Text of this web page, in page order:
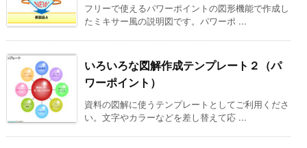
フリーで使えるパワーポイントの図形機能で作成し
たミキサー風の説明図です。パワーポ ...
いろいろな図解作成テンプレート２（パ
ワーポイント）
資料の図解に使うテンプレートとしてご利用くださ
い。文字やカラーなどを差し替えて応 ...